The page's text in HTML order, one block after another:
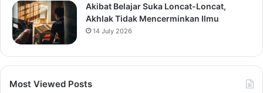
Akibat Belajar Suka Loncat-Loncat,
Akhlak Tidak Mencerminkan Ilmu
14 July 2026
Most Viewed Posts